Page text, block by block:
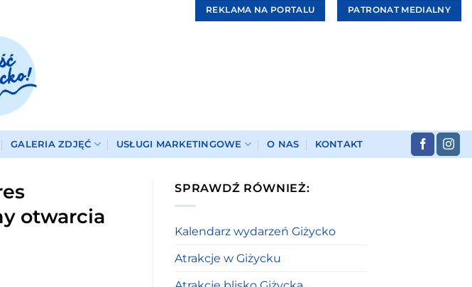
REKLAMA NA PORTALU PATRONAT MEDIALNY
GALERIA ZDJĘĆ USŁUGI MARKETINGOWE O NAS KONTAKT
otwarcia
SPRAWDŹ RÓWNIEŻ:
Kalendarz wydarzeń Giżycko
Atrakcje w Giżycku